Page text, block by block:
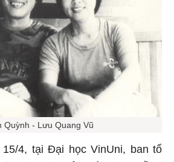
Quỳnh - Lưu Quang Vũ
15/4, tại Đại học VinUni, ban tổ